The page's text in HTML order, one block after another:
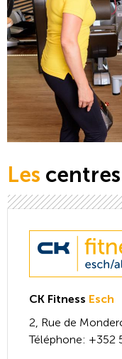
Les centres
CK Fitness Esch
2, Rue de
Téléphone: +352